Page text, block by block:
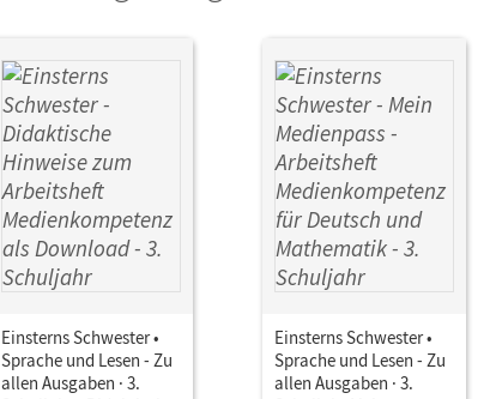
Einsterns Schwester •
Sprache und Lesen - Zu
allen Ausgaben · 3.
Einsterns Schwester •
Sprache und Lesen - Zu
allen Ausgaben · 3.